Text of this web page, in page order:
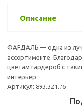
Описание
ФАРДАЛЬ — одна из
ассортименте.
цветам гардероб с
интерьер.
Артикул: 893.321.76